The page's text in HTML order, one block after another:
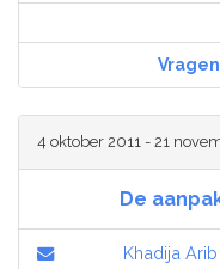
4 oktober 2011 - 21
De
Khadija Arib